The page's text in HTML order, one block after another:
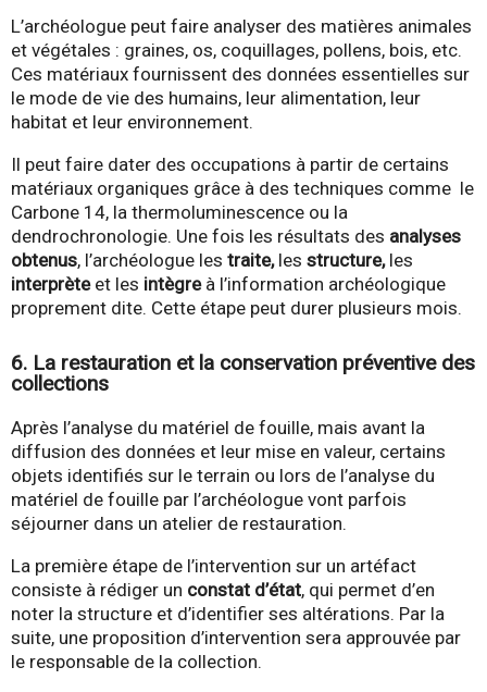
L’archéologue peut faire analyser des matières animales
et végétales : graines, os, coquillages, pollens, bois, etc.
Ces matériaux fournissent des données essentielles sur
le mode de vie des humains, leur alimentation, leur
habitat et leur environnement.
Il peut faire dater des occupations à partir de certains
matériaux organiques grâce à des techniques comme le
Carbone 14, la thermoluminescence ou la
dendrochronologie. Une fois les résultats des analyses
obtenus, l’archéologue les traite,les structure,les
interprèteet les intègre à l’information archéologique
proprement dite. Cette étape peut durer plusieurs mois.
6. La restauration et la conservation préventive des
collections
Après l’analyse du matériel de fouille, mais avant la
diffusion des données et leur mise en valeur, certains
objets identifiés sur le terrain ou lors de l’analyse du
matériel de fouille par l’archéologue vont parfois
séjourner dans un atelier de restauration.
La première étape de l’intervention sur un artéfact
consiste à rédiger un constat d’état, qui permet d’en
noter la structure et d’identifier ses altérations. Par la
suite, une proposition d’intervention sera approuvée par
le responsable de la collection.